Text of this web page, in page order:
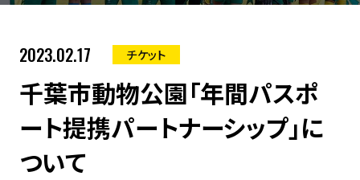
2023.02.17 チケット
千葉市動物公園「年間パスポ
ート提携パートナーシップ」に
ついて